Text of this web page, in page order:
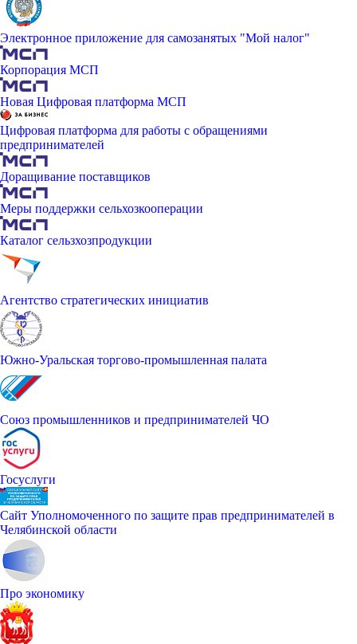
Электронное приложение для самозанятых "Мой налог"
Корпорация МСП
Новая Цифровая платформа МСП
Цифровая платформа для работы с обращениями
предпринимателей
Доращивание поставщиков
Меры поддержки сельхозкооперации
Каталог сельзхозпродукции
Агентство стратегических инициатив
Южно-Уральская торгово-промышленная палата
Союз промышленников и предпринимателей ЧО
Госуслуги
Сайт Уполномоченного по защите прав предпринимателей в
Челябинской области
Про экономику